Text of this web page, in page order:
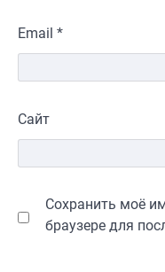
Email *
Сайт
Сохранить моё
браузере для